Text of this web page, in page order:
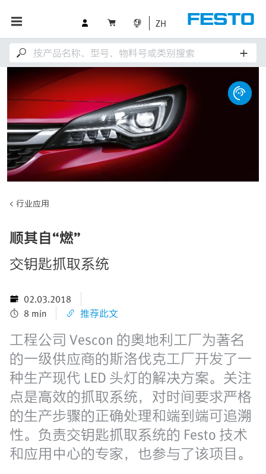
ZH
行业应用
顺其自“燃”
交钥匙抓取系统
02.03.2018
8 min
推荐此文
工程公司 Vescon 的奥地利工厂为著名
的一级供应商的斯洛伐克工厂开发了一
种生产现代 LED 头灯的解决方案。关注
点是高效的抓取系统，对时间要求严格
的生产步骤的正确处理和端到端可追溯
性。负责交钥匙抓取系统的 Festo 技术
和应用中心的专家，也参与了该项目。